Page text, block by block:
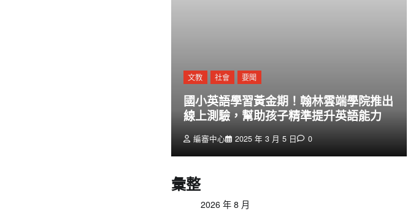
文教 社會 要聞
國小英語學習黃金期！翰林雲端學院推出
線上測驗，幫助孩子精準提升英語能力
編審中心 2025 年 3 月 5 日 0
彙整
2026 年 8 月